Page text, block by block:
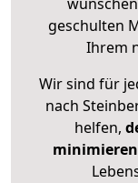
geschulten
Ihrem
Wir sind für
nach
helfen,
minimieren